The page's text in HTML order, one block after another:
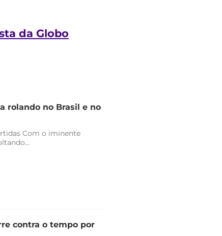
da Globo
rolando no Brasil e no
Com o iminente
contra o tempo por